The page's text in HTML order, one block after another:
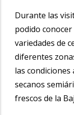
Durante las
podido
variedades de
diferentes
las condiciones
secanos
frescos de la